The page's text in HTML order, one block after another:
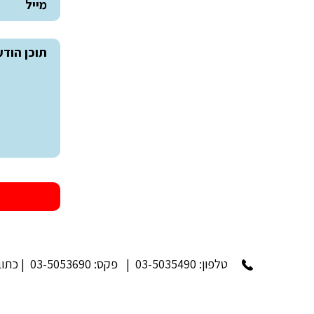
טלפון: 03-5035490 | פקס: 03-5053690 | כתובת: רח' גולדה מאיר 7, חולון | מיקוד: 5839101